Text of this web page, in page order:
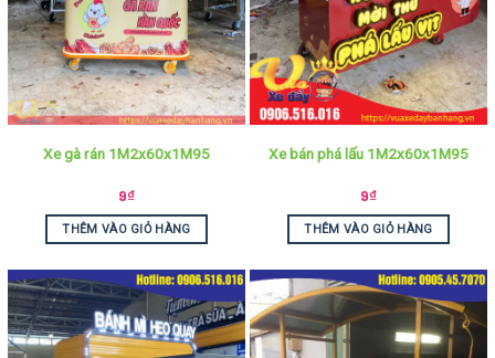
Xe gà rán 1M2x60x1M95
9₫
THÊM VÀO GIỎ HÀNG
Xe bán phá lấu 1M2x60x1M95
9₫
THÊM VÀO GIỎ HÀNG